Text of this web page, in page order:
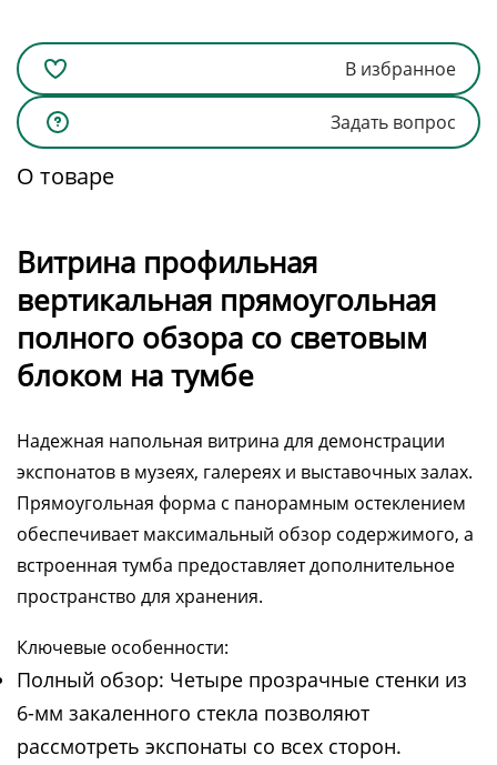
В избранное
Задать вопрос
О товаре
Витрина профильная
вертикальная прямоугольная
полного обзора со световым
блоком на тумбе
Надежная напольная витрина для демонстрации
экспонатов в музеях, галереях и выставочных залах.
Прямоугольная форма с панорамным остеклением
обеспечивает максимальный обзор содержимого, а
встроенная тумба предоставляет дополнительное
пространство для хранения.
Ключевые особенности:
Полный обзор: Четыре прозрачные стенки из
6-мм закаленного стекла позволяют
рассмотреть экспонаты со всех сторон.